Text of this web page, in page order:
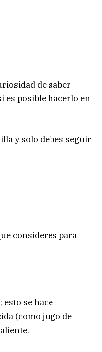
de saber
es posible hacerlo en
y solo debes seguir
consideres para
esto se hace
(como jugo de